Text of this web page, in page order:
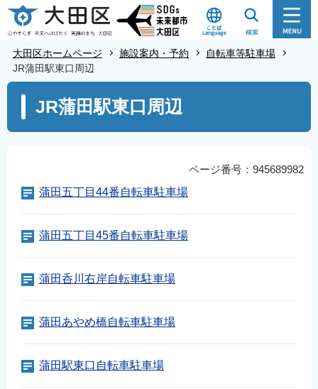
こ
の
ジ
大田区ホームページ 施設案内・予約
自転車等駐車場
JR蒲田駅東口周辺
こ
JR蒲田駅東口周辺
ページ番号：945689982
蒲田五丁目44番自転車駐車場
蒲田五丁目45番自転車駐車場
蒲田呑川右岸自転車駐車場
蒲田あやめ橋自転車駐車場
蒲田駅東口自転車駐車場